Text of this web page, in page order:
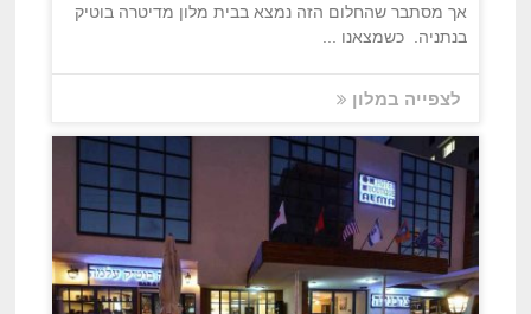
אך מסתבר שהחלום הזה נמצא בבית מלון מדיטרה בוטיק
בנתניה. כשמצאנו ...
לצפייה במלון